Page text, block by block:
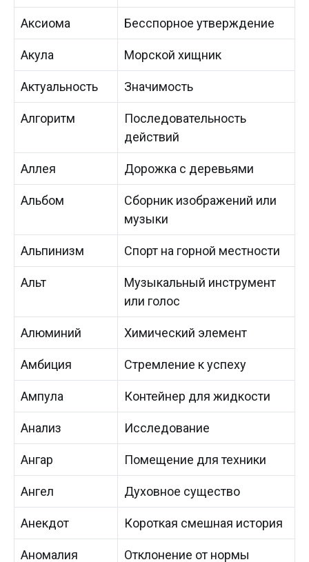
Аксиома Бесспорное утверждение
Акула Морской хищник
Актуальность Значимость
Алгоритм
Последовательность
действий
Аллея Дорожка с деревьями
Альбом
Сборник изображений или
музыки
Альпинизм Спорт на горной местности
Альт
Музыкальный инструмент
или голос
Алюминий Химический элемент
Амбиция Стремление к успеху
Ампула Контейнер для жидкости
Анализ Исследование
Ангар Помещение для техники
Ангел Духовное существо
Анекдот Короткая смешная история
Аномалия Отклонение от нормы